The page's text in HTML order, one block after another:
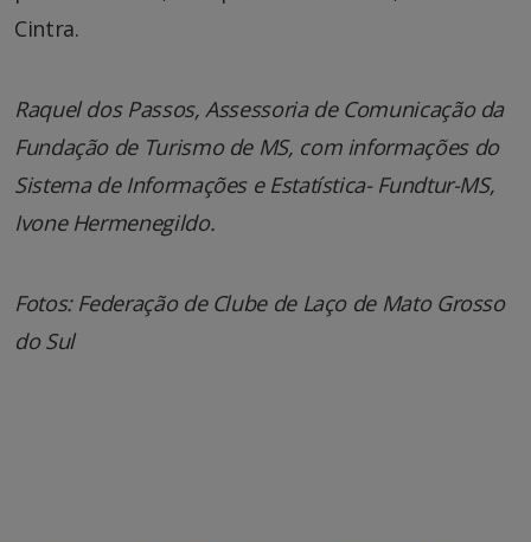
Cintra.
Raquel dos Passos, Assessoria de Comunicação da
Fundação de Turismo de MS, com informações do
Sistema de Informações e Estatística- Fundtur-MS,
Ivone Hermenegildo.
Fotos: Federação de Clube de Laço de Mato Grosso
do Sul